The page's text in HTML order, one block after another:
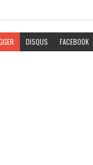
DISQUS FACEBOOK